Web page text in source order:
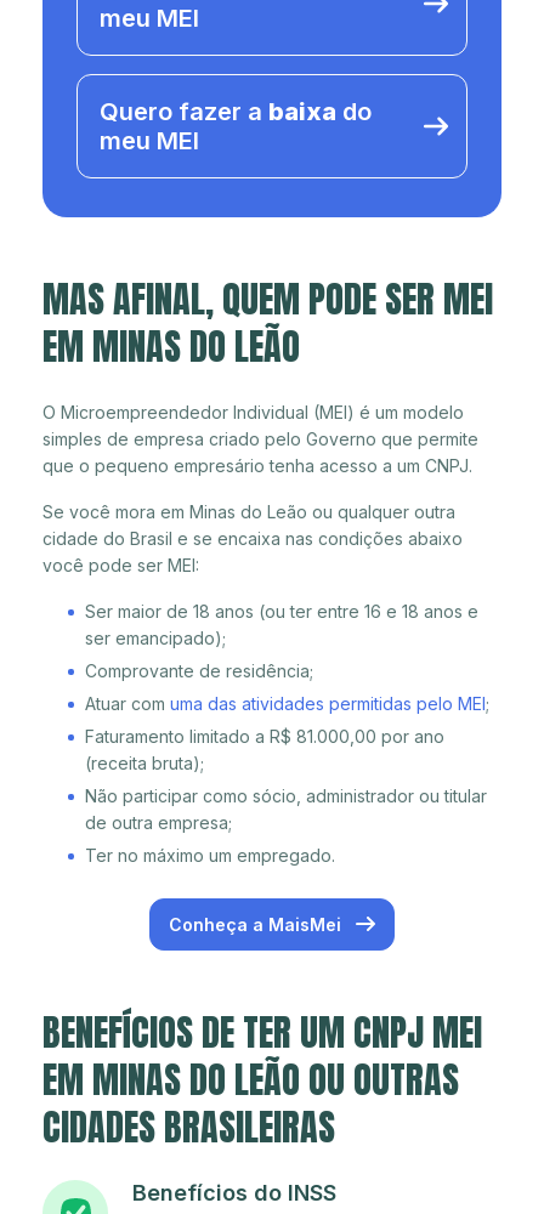
meu MEI
Quero fazer a baixa do
meu MEI
MAS AFINAL, QUEM PODE SER MEI
EM MINAS DO LEÃO
O Microempreendedor Individual (MEI) é um modelo
simples de empresa criado pelo Governo que permite
que o pequeno empresário tenha acesso a um CNPJ.
Se você mora em Minas do Leão ou qualquer outra
cidade do Brasil e se encaixa nas condições abaixo
você pode ser MEI:
Ser maior de 18 anos (ou ter entre 16 e 18 anos e
ser emancipado);
Comprovante de residência;
Atuar com uma das atividades permitidas pelo MEI;
Faturamento limitado a R$ 81.000,00 por ano
(receita bruta);
Não participar como sócio, administrador ou titular
de outra empresa;
Ter no máximo um empregado.
Conheça a MaisMei
BENEFÍCIOS DE TER UM CNPJ MEI
EM MINAS DO LEÃO OU OUTRAS
CIDADES BRASILEIRAS
Benefícios do INSS